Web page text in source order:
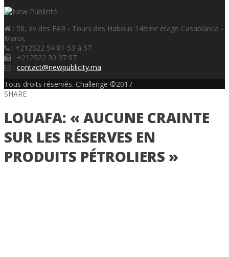
: 58, av des FAR - Tours des Habous 14ème étage Casablanca -
Maroc
: +212522 54 81 53 à 57
: +212522 30 97 07
: contact@newpublicity.ma
Tous droits réservés. Challenge ©2017
SHARE
LOUAFA: « AUCUNE CRAINTE
SUR LES RÉSERVES EN
PRODUITS PÉTROLIERS »